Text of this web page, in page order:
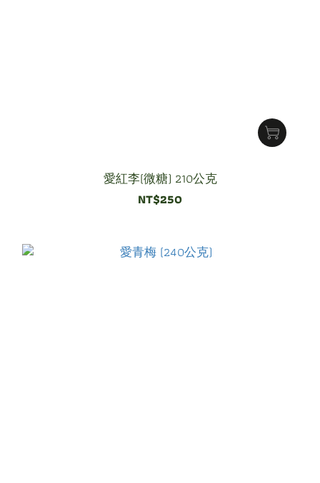
愛紅李(微糖) 210公克
NT$250